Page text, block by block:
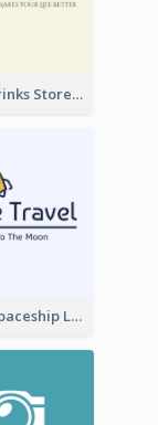
Natural Drinks Store In Monochrome
Cartoon Spaceship Logo